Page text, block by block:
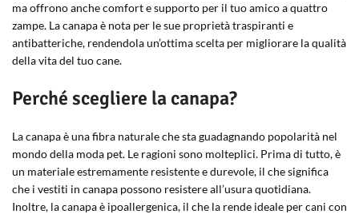
ma offrono anche comfort e supporto per il tuo amico a quattro
zampe. La canapa è nota per le sue proprietà traspiranti e
antibatteriche, rendendola un’ottima scelta per migliorare la qualità
della vita del tuo cane.
Perché scegliere la canapa?
La canapa è una fibra naturale che sta guadagnando popolarità nel
mondo della moda pet. Le ragioni sono molteplici. Prima di tutto, è
un materiale estremamente resistente e durevole, il che significa
che i vestiti in canapa possono resistere all’usura quotidiana.
Inoltre, la canapa è ipoallergenica, il che la rende ideale per cani con